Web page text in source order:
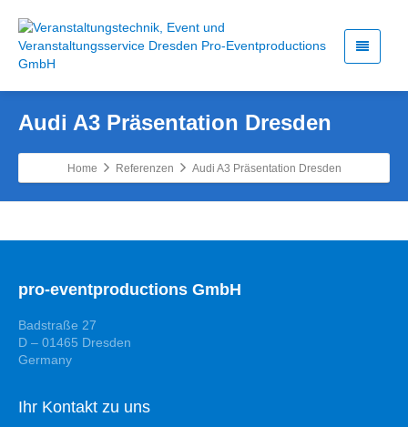
Audi A3 Präsentation Dresden
Home Referenzen Audi A3 Präsentation Dresden
pro-eventproductions GmbH
Badstraße 27
D – 01465 Dresden
Germany
Ihr Kontakt zu uns